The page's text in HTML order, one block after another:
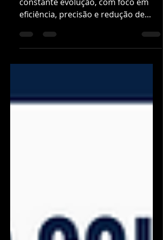
A automação industrial está em
constante evolução, com foco em
eficiência, precisão e redução de
custos.